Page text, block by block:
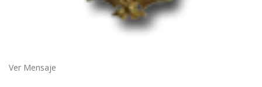
Ver Mensaje